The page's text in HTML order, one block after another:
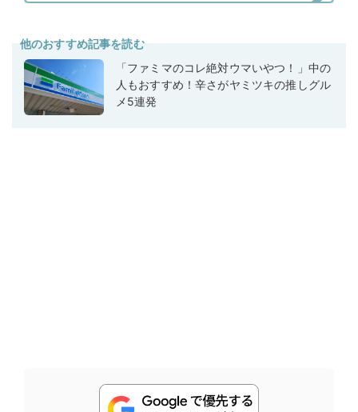
他のおすすめ記事を読む
「ファミマのコレ絶対ウマいやつ！」中の
人もおすすめ！辛さがヤミツキの推しグル
メ5連発